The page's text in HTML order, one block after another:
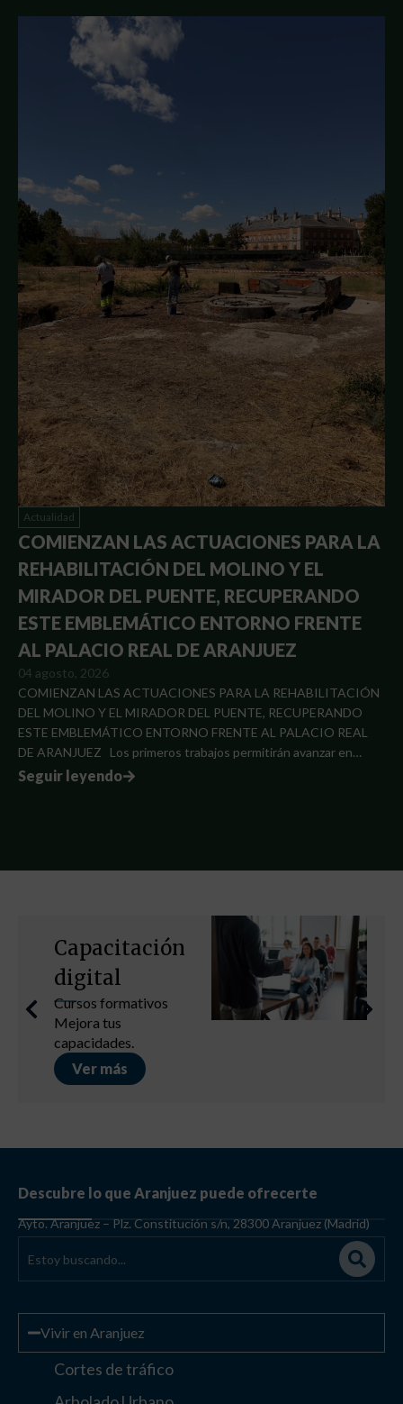
Actualidad
COMIENZAN LAS ACTUACIONES PARA LA
REHABILITACIÓN DEL MOLINO Y EL
MIRADOR DEL PUENTE, RECUPERANDO
ESTE EMBLEMÁTICO ENTORNO FRENTE
AL PALACIO REAL DE ARANJUEZ
04 agosto, 2026
COMIENZAN LAS ACTUACIONES PARA LA REHABILITACIÓN
DEL MOLINO Y EL MIRADOR DEL PUENTE, RECUPERANDO
ESTE EMBLEMÁTICO ENTORNO FRENTE AL PALACIO REAL
DE ARANJUEZ Los primeros trabajos permitirán avanzar en…
Seguir leyendo
Capacitación
digital
Cursos formativos
Mejora tus
capacidades.
Ver más
Descubre lo que Aranjuez puede ofrecerte
Ayto. Aranjuez – Plz. Constitución s/n, 28300 Aranjuez (Madrid)
Vivir en Aranjuez
Cortes de tráfico